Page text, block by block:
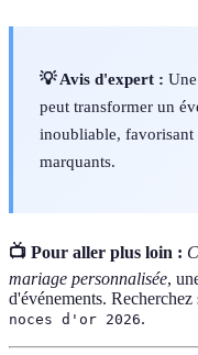
💡 Avis d'expert :
peut transformer un
inoubliable, favorisant
marquants.
📺 Pour aller plus loin :
mariage personnalisée,
d'événements. Recherchez
noces d'or 2026.